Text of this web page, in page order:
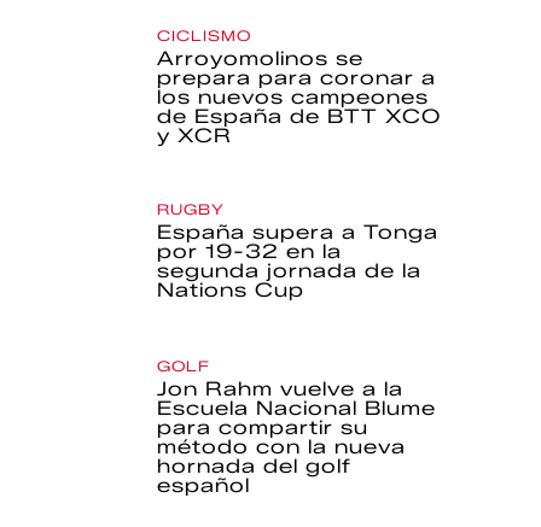
CICLISMO
Arroyomolinos se
prepara para coronar a
los nuevos campeones
de España de BTT XCO
y XCR
RUGBY
España supera a Tonga
por 19-32 en la
segunda jornada de la
Nations Cup
GOLF
Jon Rahm vuelve a la
Escuela Nacional Blume
para compartir su
método con la nueva
hornada del golf
español